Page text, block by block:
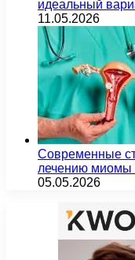
идеальный
11.05.2026
Современные
лечению миомы
05.05.2026